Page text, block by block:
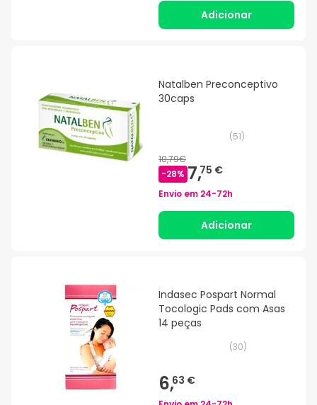
Adicionar
Natalben Preconceptivo
30caps
(51)
10,79€
-28% 7,75 €
Envio em 24-72h
Adicionar
Indasec Pospart Normal
Tocologic Pads com Asas
14 peças
(30)
6,63 €